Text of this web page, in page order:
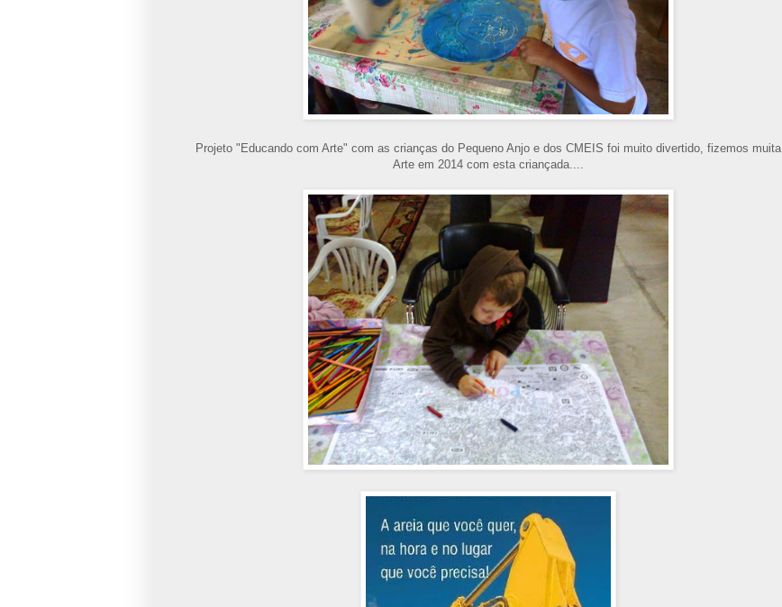
Projeto "Educando com Arte" com as crianças do Pequeno Anjo e dos CMEIS foi muito divertido, fizemos muita
Arte em 2014 com esta criançada....